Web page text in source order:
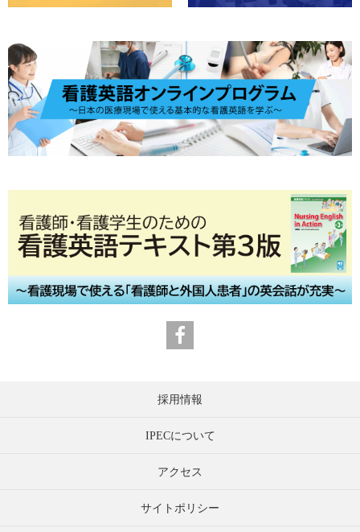
採用情報
IPECについて
アクセス
サイトポリシー